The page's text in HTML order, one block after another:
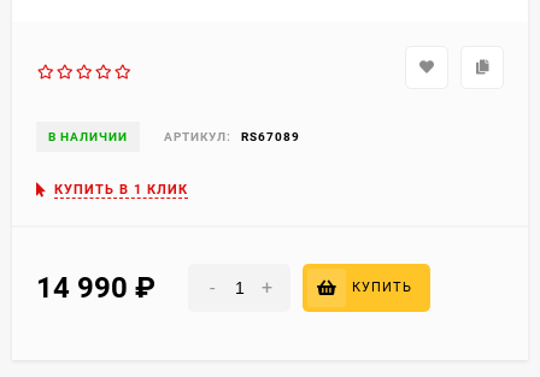
В НАЛИЧИИ АРТИКУЛ: RS67089
КУПИТЬ В 1 КЛИК
14 990 - + КУПИТЬ